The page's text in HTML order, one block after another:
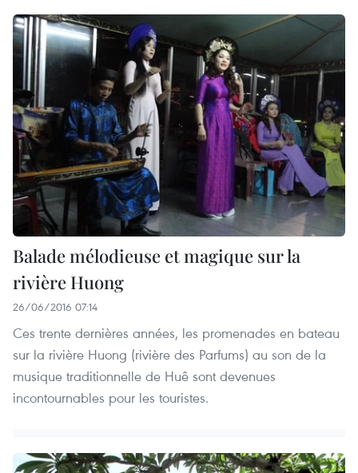
Balade mélodieuse et magique sur la
rivière Huong
26/06/2016 07:14
Ces trente dernières années, les promenades en bateau
sur la rivière Huong (rivière des Parfums) au son de la
musique traditionnelle de Huê sont devenues
incontournables pour les touristes.